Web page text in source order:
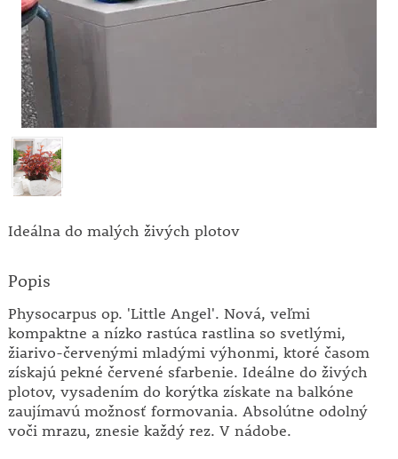
Ideálna do malých živých plotov
Popis
Physocarpus op. 'Little Angel'. Nová, veľmi
kompaktne a nízko rastúca rastlina so svetlými,
žiarivo-červenými mladými výhonmi, ktoré časom
získajú pekné červené sfarbenie. Ideálne do živých
plotov, vysadením do korýtka získate na balkóne
zaujímavú možnosť formovania. Absolútne odolný
voči mrazu, znesie každý rez. V nádobe.